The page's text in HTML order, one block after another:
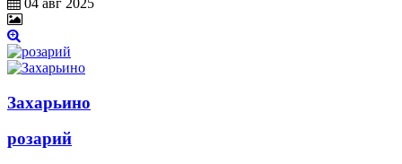
Захарьино
розарий